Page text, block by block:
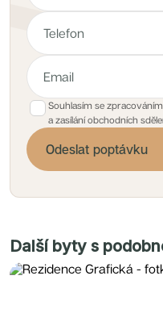
Souhlasím se
a zasílání obchodních
Odeslat poptávku
Další byty s